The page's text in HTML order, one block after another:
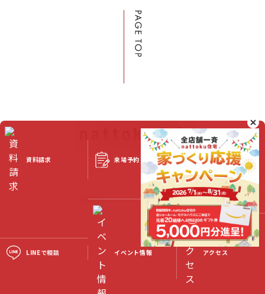
©2023 Nattoku Jutaku Kobo Co., Ltd.
資料請求 来場予約 スタッフブログ
LINEで相談 イベント情報 アクセス